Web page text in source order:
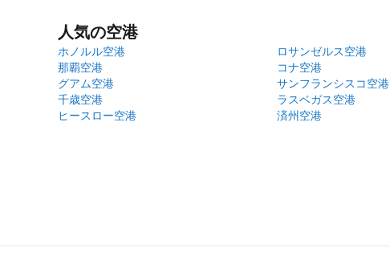
人気の空港
ホノルル空港
ロサンゼルス空港
那覇空港
コナ空港
グアム空港
サンフランシスコ空港
千歳空港
ラスベガス空港
ヒースロー空港
済州空港